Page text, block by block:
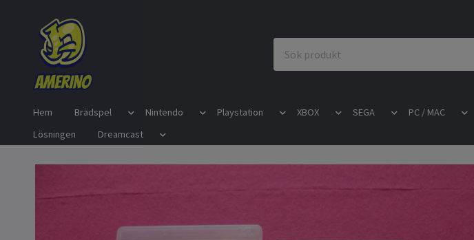
Hem Brädspel Nintendo Playstation XBOX SEGA PC / MAC
Lösningen
Dreamcast